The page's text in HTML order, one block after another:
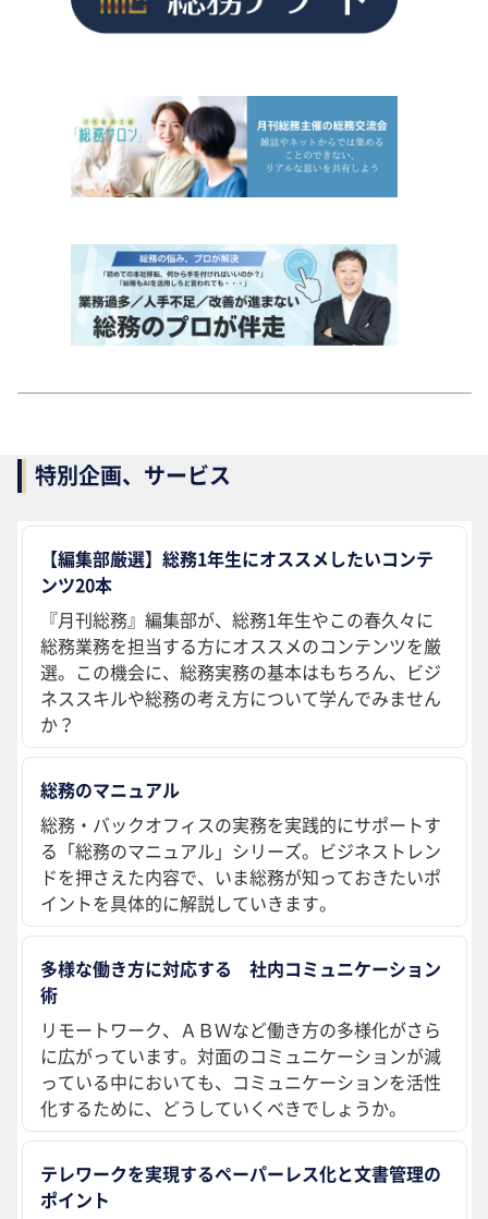
特別企画、サービス
【編集部厳選】総務1年生にオススメしたいコンテ
ンツ20本
『月刊総務』編集部が、総務1年生やこの春久々に
総務業務を担当する方にオススメのコンテンツを厳
選。この機会に、総務実務の基本はもちろん、ビジ
ネススキルや総務の考え方について学んでみません
か？
総務のマニュアル
総務・バックオフィスの実務を実践的にサポートす
る「総務のマニュアル」シリーズ。ビジネストレン
ドを押さえた内容で、いま総務が知っておきたいポ
イントを具体的に解説していきます。
多様な働き方に対応する 社内コミュニケーション
術
リモートワーク、ＡＢＷなど働き方の多様化がさら
に広がっています。対面のコミュニケーションが減
っている中においても、コミュニケーションを活性
化するために、どうしていくべきでしょうか。
テレワークを実現するペーパーレス化と文書管理の
ポイント